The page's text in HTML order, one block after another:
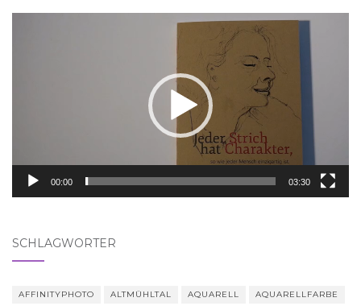
00:00 03:30
SCHLAGWÖRTER
AFFINITYPHOTO ALTMÜHLTAL AQUARELL AQUARELLFARBE